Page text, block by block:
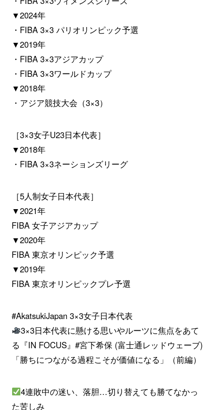
▼2024年
・FIBA 3×3 パリオリンピック予選
▼2019年
・FIBA 3×3アジアカップ
・FIBA 3×3ワールドカップ
▼2018年
・アジア競技大会（3×3）
［3×3女子U23日本代表］
▼2018年
・FIBA 3×3ネーションズリーグ
［5人制女子日本代表］
▼2021年
FIBA 女子アジアカップ
▼2020年
FIBA 東京オリンピック予選
▼2019年
FIBA 東京オリンピックプレ予選
#AkatsukiJapan3×3女子日本代表
3×3日本代表に懸ける思いやルーツに焦点をあて
る『IN FOCUS』 #宮下希保(富士通レッドウェーブ)
「勝ちにつながる過程こそが価値になる」（前編）
4連敗中の迷い、落胆…切り替えても勝てなかっ
た苦しみ